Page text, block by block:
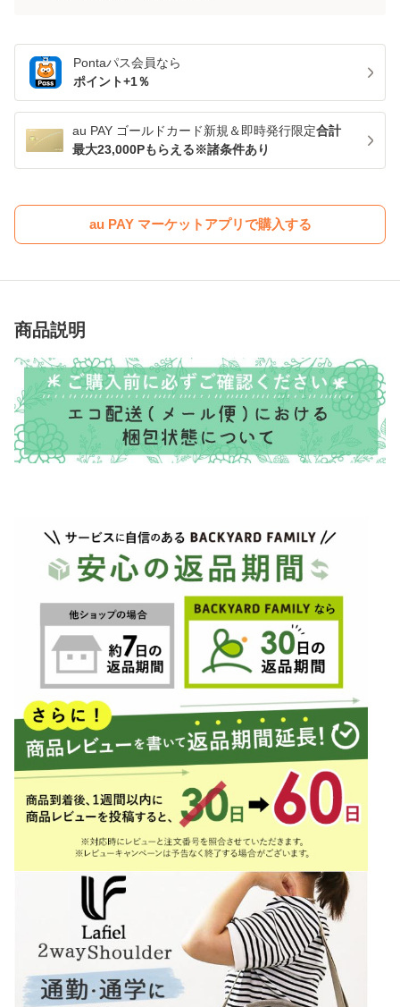
Pontaパス会員なら
ポイント+1％
au PAY ゴールドカード新規＆即時発行限定合計
最大23,000Pもらえる※諸条件あり
au PAY マーケットアプリで購入する
商品説明